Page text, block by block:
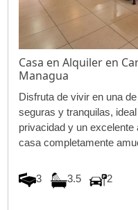
Casa en Alquiler en
Managua
Disfruta de vivir en una
seguras y tranquilas,
privacidad y un
casa completamente
3 3.5 2